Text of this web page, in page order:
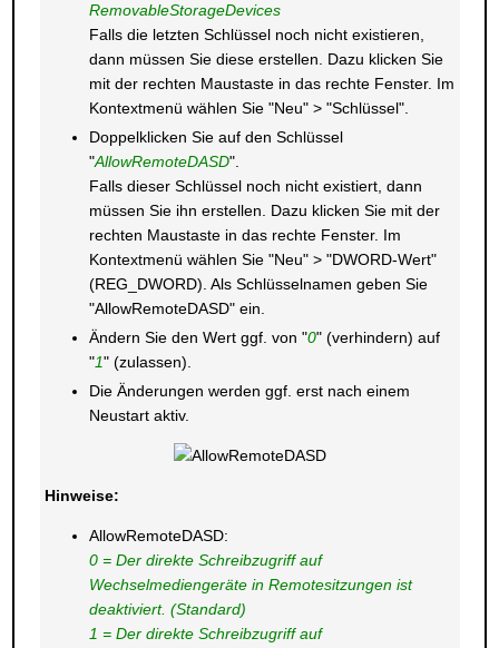
RemovableStorageDevices
Falls die letzten Schlüssel noch nicht existieren,
dann müssen Sie diese erstellen. Dazu klicken Sie
mit der rechten Maustaste in das rechte Fenster. Im
Kontextmenü wählen Sie "Neu" > "Schlüssel".
Doppelklicken Sie auf den Schlüssel
"AllowRemoteDASD".
Falls dieser Schlüssel noch nicht existiert, dann
müssen Sie ihn erstellen. Dazu klicken Sie mit der
rechten Maustaste in das rechte Fenster. Im
Kontextmenü wählen Sie "Neu" > "DWORD-Wert"
(REG_DWORD). Als Schlüsselnamen geben Sie
"AllowRemoteDASD" ein.
Ändern Sie den Wert ggf. von "0" (verhindern) auf
"1" (zulassen).
Die Änderungen werden ggf. erst nach einem
Neustart aktiv.
Hinweise:
AllowRemoteDASD:
0 = Der direkte Schreibzugriff auf
Wechselmediengeräte in Remotesitzungen ist
deaktiviert. (Standard)
1 = Der direkte Schreibzugriff auf